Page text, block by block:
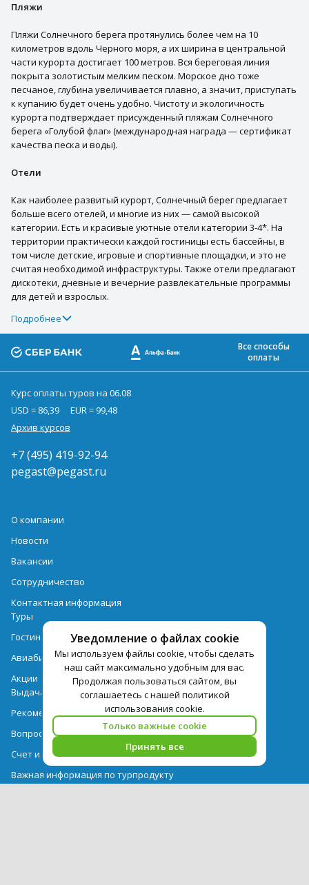
Пляжи
Пляжи Солнечного берега протянулись более чем на 10
километров вдоль Черного моря, а их ширина в центральной
части курорта достигает 100 метров. Вся береговая линия
покрыта золотистым мелким песком. Морское дно тоже
песчаное, глубина увеличивается плавно, а значит, приступать
к купанию будет очень удобно. Чистоту и экологичность
курорта подтверждает присужденный пляжам Солнечного
берега «Голубой флаг» (международная награда — сертификат
качества песка и воды).
Отели
Как наиболее развитый курорт, Солнечный берег предлагает
больше всего отелей, и многие из них — самой высокой
категории. Есть и красивые уютные отели категории 3-4*. На
территории практически каждой гостиницы есть бассейны, в
том числе детские, игровые и спортивные площадки, и это не
считая необходимой инфраструктуры. Также отели предлагают
дискотеки, дневные и вечерние развлекательные программы
для детей и взрослых.
Подробнее
Уведомление о файлах cookie
Мы используем файлы cookie, чтобы сделать
наш сайт максимально удобным для вас.
Продолжая пользоваться сайтом, вы
соглашаетесь с нашей политикой
использования cookie.
Только важные cookie
Принять все
Все способы
оплаты
Курс оплаты туров на 06.08
USD = 86,39
EUR = 99,48
Архив курсов
+7 (495) 419-92-94
pegast@pegast.ru
О компании
Новости
Вакансии
Сотрудничество
Контактная информация
Туры
Гостиницы
Авиабилеты
Акции
Выдача документов
Рекомендации
Вопрос-ответ
Счет и оплата
Важная информация по турпродукту